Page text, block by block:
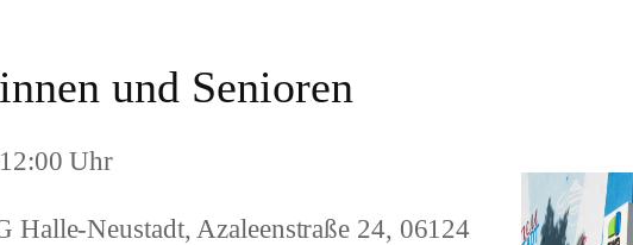
und Senioren
Uhr
Halle-Neustadt, Azaleenstraße 24, 06124